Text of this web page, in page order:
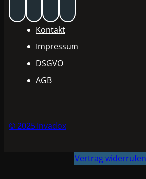
Kontakt
Impressum
DSGVO
AGB
© 2025 Invadox
Vertrag widerrufen